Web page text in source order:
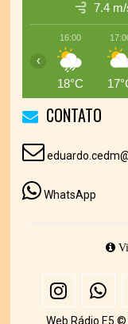
7.4
16:00
18°C
‹
CONTATO
WhatsApp
Web Rádio E5